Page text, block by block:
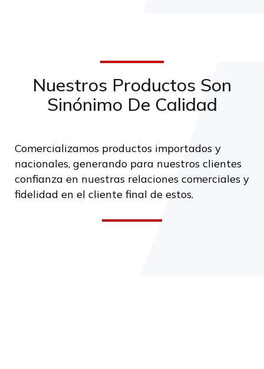
Nuestros Productos Son
Sinónimo De Calidad
Comercializamos productos importados y
nacionales, generando para nuestros clientes
confianza en nuestras relaciones comerciales y
fidelidad en el cliente final de estos.